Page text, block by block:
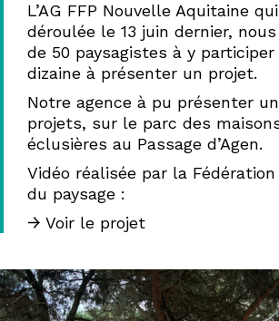
L’AG FFP Nouvelle Aquitaine qui
déroulée le 13 juin dernier,
de 50 paysagistes à y
dizaine à présenter un projet.
Notre agence à pu présenter
projets, sur le parc des
éclusières au Passage d’Agen.
Vidéo réalisée par la Fédération
du paysage :
Voir le projet